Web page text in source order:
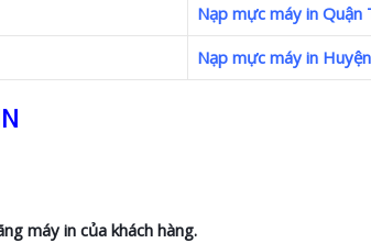
Nạp mực máy in Quận
Nạp mực máy in
máy in của khách hàng.